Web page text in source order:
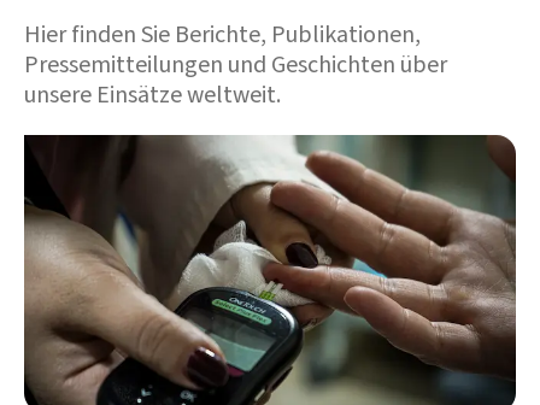
Hier finden Sie Berichte, Publikationen,
Pressemitteilungen und Geschichten über
unsere Einsätze weltweit.